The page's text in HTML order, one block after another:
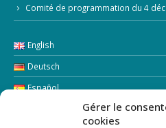
Gérer le
cookies
Comité de programmation du 4
English
Deutsch
Español